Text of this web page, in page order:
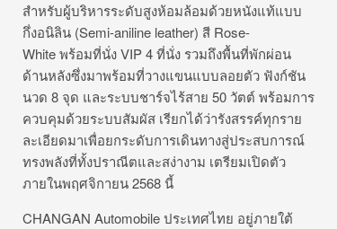
สำหรับผู้บริหารระดับสูงห้อมล้อมด้วยหนังแท้แบบ
กึ่งอนิลิน (Semi-aniline leather) สี Rose-
White พร้อมที่นั่ง VIP 4 ที่นั่ง รวมถึงพื้นที่พักผ่อน
ด้านหลังซึ่งมาพร้อมที่วางแขนแบบลอยตัว ฟังก์ชัน
นวด 8 จุด และระบบชาร์จไร้สาย 50 วัตต์ พร้อมการ
ควบคุมด้วยระบบสัมผัส เรียกได้ว่ารังสรรค์ทุกราย
ละเอียดมาเพื่อยกระดับการเดินทางสู่ประสบการณ์
ทรงพลังที่ทั้งปราณีตและสง่างาม เตรียมเปิดตัว
ภายในพฤศจิกายน 2568 นี้
CHANGAN Automobile ประเทศไทย อยู่ภายใต้